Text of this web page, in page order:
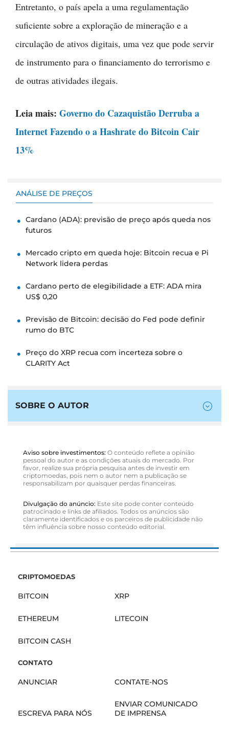
Entretanto, o país apela a uma regulamentação
suficiente sobre a exploração de mineração e a
circulação de ativos digitais, uma vez que pode servir
de instrumento para o financiamento do terrorismo e
de outras atividades ilegais.
Leia mais: Governo do Cazaquistão Derruba a
Internet Fazendo o a Hashrate do Bitcoin Cair
13%
ANÁLISE DE PREÇOS
Cardano (ADA): previsão de preço após queda nos
futuros
Mercado cripto em queda hoje: Bitcoin recua e Pi
Network lidera perdas
Cardano perto de elegibilidade a ETF: ADA mira
US$ 0,20
Previsão de Bitcoin: decisão do Fed pode definir
rumo do BTC
Preço do XRP recua com incerteza sobre o
CLARITY Act
SOBRE O AUTOR
Aviso sobre investimentos: O conteúdo reflete a opinião
pessoal do autor e as condições atuais do mercado. Por
favor, realize sua própria pesquisa antes de investir em
criptomoedas, pois nem o autor nem a publicação se
responsabilizam por quaisquer perdas financeiras.
Divulgação do anúncio: Este site pode conter conteúdo
patrocinado e links de afiliados. Todos os anúncios são
claramente identificados e os parceiros de publicidade não
têm influência sobre nosso conteúdo editorial.
CRIPTOMOEDAS
BITCOIN XRP
ETHEREUM LITECOIN
BITCOIN CASH
CONTATO
ANUNCIAR CONTATE-NOS
ESCREVA PARA NÓS
ENVIAR COMUNICADO
DE IMPRENSA